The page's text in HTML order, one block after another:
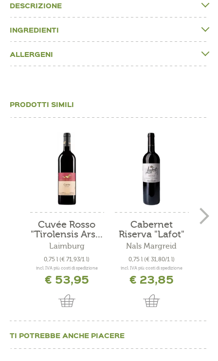
DESCRIZIONE
INGREDIENTI
ALLERGENI
PRODOTTI SIMILI
Cuvée Rosso
"Tirolensis Ars...
Laimburg
0,75 l (€ 71,93/1 l)
incl. IVA più costi di spedizione
€ 53,95
Cabernet
Riserva "Lafot"
2021
Nals Margreid
0,75 l (€ 31,80/1 l)
incl. IVA più costi di spedizione
€ 23,85
TI POTREBBE ANCHE PIACERE